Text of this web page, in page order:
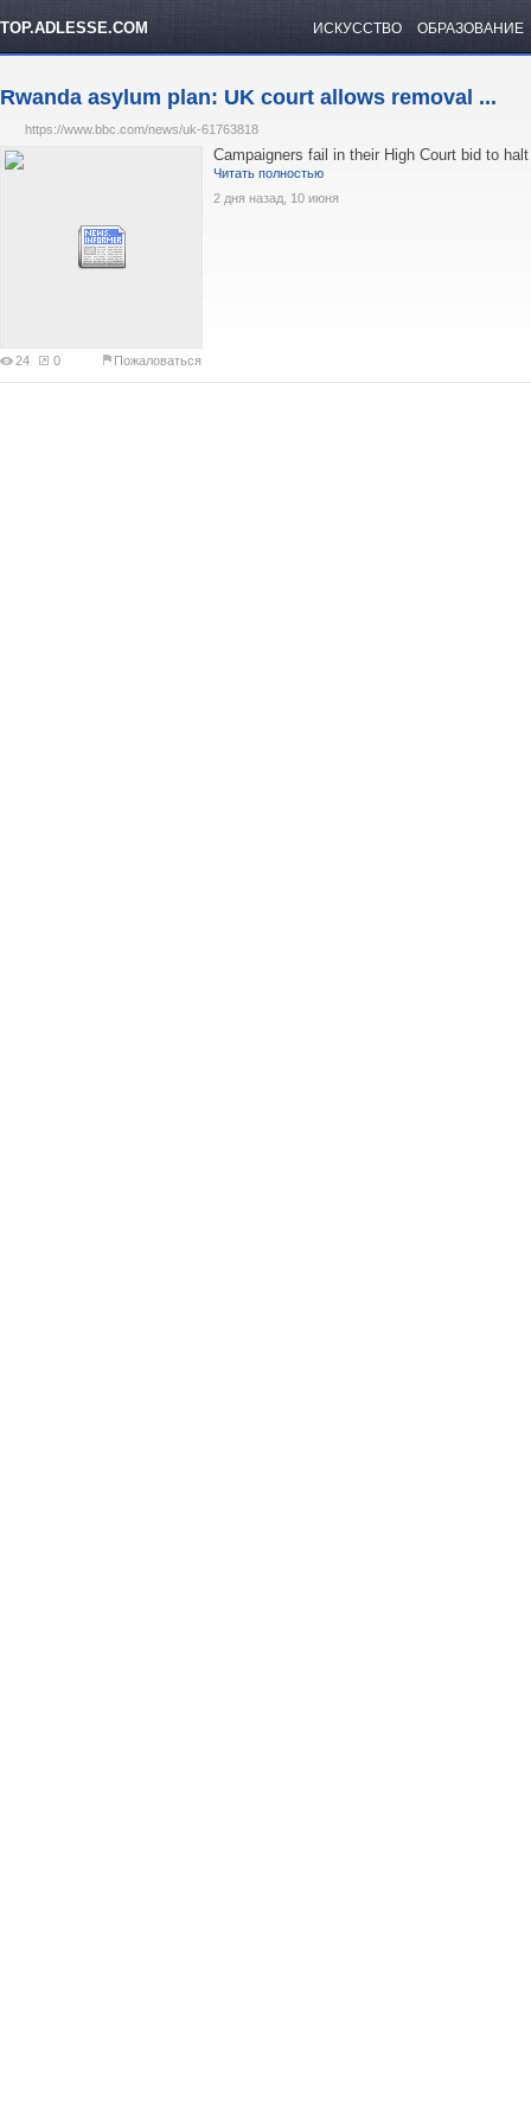
TOP.ADLESSE.COM ИСКУССТВО ОБРАЗОВАНИЕ
Rwanda asylum plan: UK court allows removal ...
https://www.bbc.com/news/uk-61763818
24 0 Пожаловаться
Campaigners fail in their High Court bid to
Читать полностью
2 дня назад, 10 июня